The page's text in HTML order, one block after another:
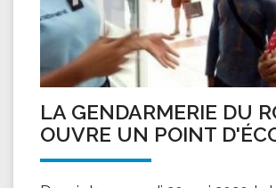
LA GENDARMERIE DU
OUVRE UN POINT